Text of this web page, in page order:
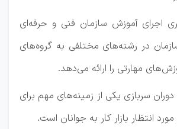
اجرای آموزش سازمان فنی و حرفه‌ای
در رشته‌های مختلفی به گروه‌های
مهارتی را ارائه می‌دهد.
سربازی یکی از زمینه‌های مهم برای
انتظار بازار کار به جوانان است.